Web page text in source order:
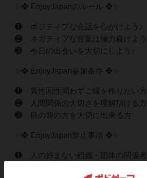
✨❖ EnjoyJapanのルール ❖✨
❶ ポジティブな会話を心がけよう♪
❷ ネガティブな言葉は極力避けよう
❸ 今日の出会いを大切にしよう♪
✨❖ EnjoyJapan参加条件 ❖✨
❶ 異性同性問わずご縁を作りたい方
❷ 人間関係の大切さを理解頂ける方
❸ 目の前の方を大切に出来る方
✨❖ EnjoyJapan禁止事項 ❖✨
❶ 人の好まない組織・団体の関係者